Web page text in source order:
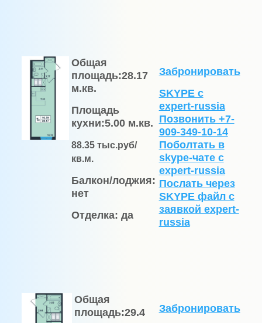
Общая
площадь:28.17
м.кв.
Площадь
кухни:5.00 м.кв.
88.35 тыс.руб/
кв.м.
Балкон/лоджия:
нет
Отделка: да
Забронировать
SKYPE с
expert-russia
Позвонить +7-
909-349-10-14
Поболтать в
skype-чате с
expert-russia
Послать через
SKYPE файл c
заявкой expert-
russia
Общая
площадь:29.4
Забронировать